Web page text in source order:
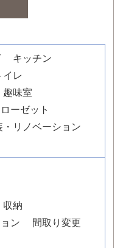
キッチン
イレ
味室
ーゼット
リノベーション
収納
ン
間取り変更